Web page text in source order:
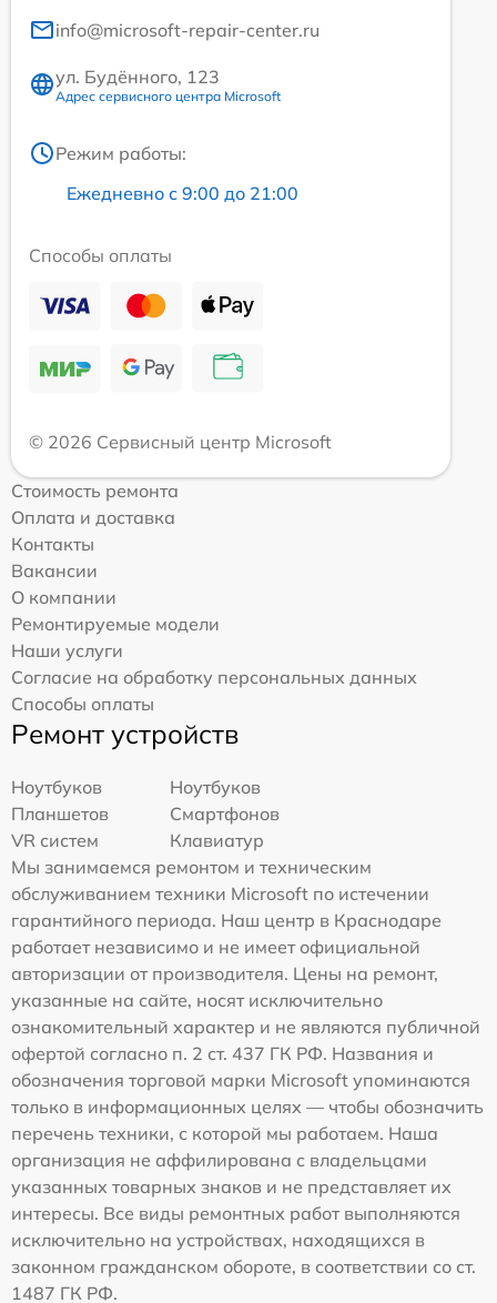
info@microsoft-repair-center.ru
ул. Будённого, 123
Адрес сервисного центра Microsoft
Режим работы:
Ежедневно с 9:00 до 21:00
Способы оплаты
© 2026 Сервисный центр Microsoft
Стоимость ремонта
Оплата и доставка
Контакты
Вакансии
О компании
Ремонтируемые модели
Наши услуги
Согласие на обработку персональных данных
Способы оплаты
Ремонт устройств
Ноутбуков
Ноутбуков
Планшетов
Смартфонов
VR систем
Клавиатур
Мы занимаемся ремонтом и техническим
обслуживанием техники Microsoft по истечении
гарантийного периода. Наш центр в Краснодаре
работает независимо и не имеет официальной
авторизации от производителя. Цены на ремонт,
указанные на сайте, носят исключительно
ознакомительный характер и не являются публичной
офертой согласно п. 2 ст. 437 ГК РФ. Названия и
обозначения торговой марки Microsoft упоминаются
только в информационных целях — чтобы обозначить
перечень техники, с которой мы работаем. Наша
организация не аффилирована с владельцами
указанных товарных знаков и не представляет их
интересы. Все виды ремонтных работ выполняются
исключительно на устройствах, находящихся в
законном гражданском обороте, в соответствии со ст.
1487 ГК РФ.